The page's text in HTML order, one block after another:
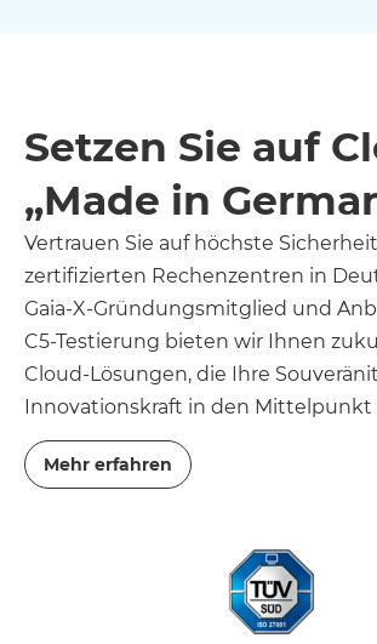
Setzen Sie auf
„Made in
Vertrauen Sie auf höchste
zertifizierten Rechenzentren in
Gaia-X-Gründungsmitglied und
C5-Testierung bieten wir Ihnen
Cloud-Lösungen, die Ihre
Innovationskraft in den Mittelpunkt
Mehr erfahren